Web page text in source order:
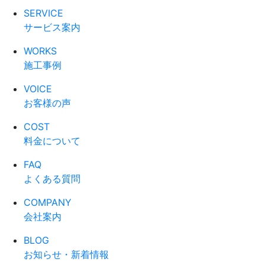
SERVICE
サービス案内
WORKS
施工事例
VOICE
お客様の声
COST
料金について
FAQ
よくある質問
COMPANY
会社案内
BLOG
お知らせ・新着情報